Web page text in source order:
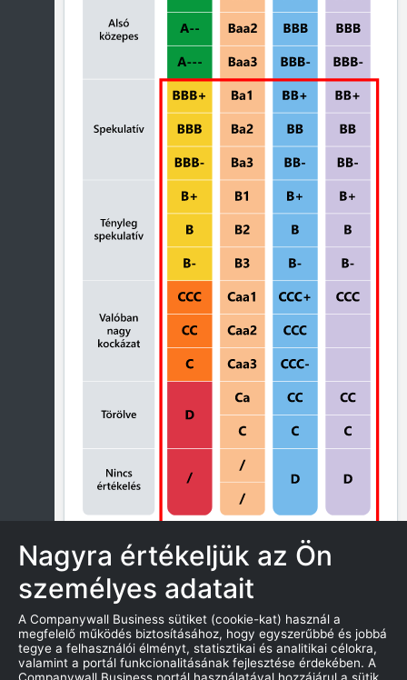
ZÁROLÁS
AZ ÖSSZEFOGLALÓ MUTATJA A
Nagyra értékeljük az Ön
személyes adatait
A Companywall Business sütiket (cookie-kat) használ a
megfelelő működés biztosításához, hogy egyszerűbbé és jobbá
tegye a felhasználói élményt, statisztikai és analitikai célokra,
valamint a portál funkcionalitásának fejlesztése érdekében. A